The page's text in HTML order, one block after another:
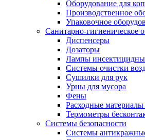
Оборудование для
Производственное
Упаковочное
Санитарно-гигиеническое
Диспенсеры
Дозаторы
Лампы
Системы очистки
Сушилки для рук
Урны для мусора
Фены
Расходные
Термометры
Системы безопасности
Системы